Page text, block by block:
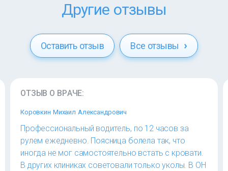
Другие отзывы
Оставить отзыв Все отзывы
ОТЗЫВ О ВРАЧЕ:
Коровкин Михаил Александрович
Профессиональный водитель, по 12 часов за
рулем ежедневно. Поясница болела так, что
иногда не мог самостоятельно встать с кровати.
В других клиниках советовали только уколы. В ОН